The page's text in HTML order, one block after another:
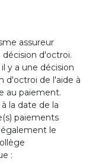
assureur
d'octroi.
y a une décision
d'octroi de l'aide à
au paiement.
la date de la
paiements
le
: